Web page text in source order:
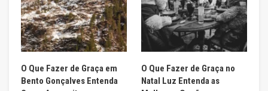
O Que Fazer de Graça em
Bento Gonçalves Entenda
O Que Fazer de Graça no
Natal Luz Entenda as